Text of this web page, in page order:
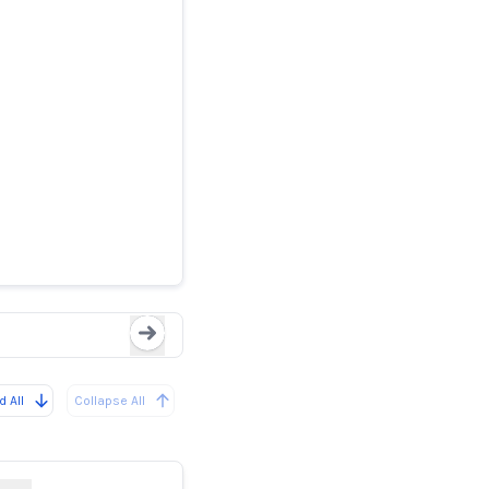
off
All Collapse All